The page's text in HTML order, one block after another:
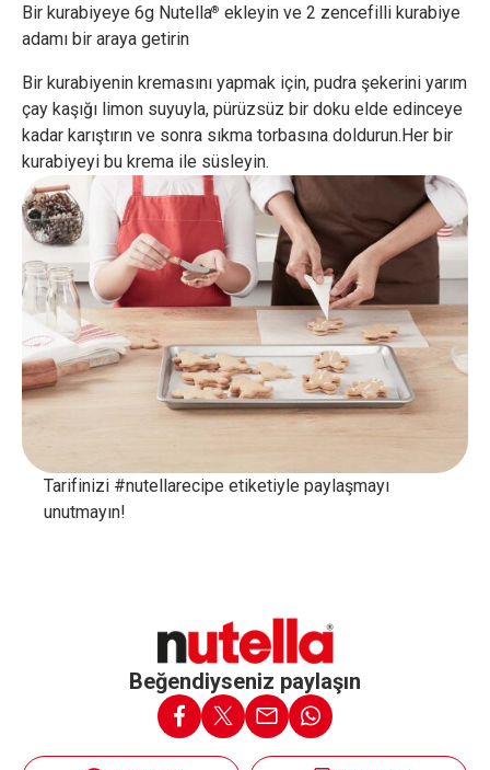
Bir kurabiyeye 6g Nutella® ekleyin ve 2 zencefilli kurabiye
adamı bir araya getirin
Bir kurabiyenin kremasını yapmak için, pudra şekerini yarım
çay kaşığı limon suyuyla, pürüzsüz bir doku elde edinceye
kadar karıştırın ve sonra sıkma torbasına doldurun.Her bir
kurabiyeyi bu krema ile süsleyin.
Tarifinizi #nutellarecipe etiketiyle paylaşmayı
unutmayın!
Beğendiyseniz paylaşın